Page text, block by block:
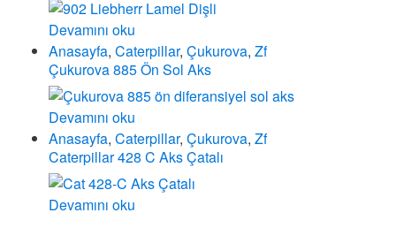
Devamını oku
Anasayfa, Caterpillar, Çukurova, Zf
Çukurova 885 Ön Sol Aks
Devamını oku
Anasayfa, Caterpillar, Çukurova, Zf
Caterpillar 428 C Aks Çatalı
Devamını oku